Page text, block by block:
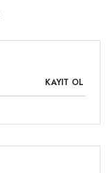
KAYIT OL